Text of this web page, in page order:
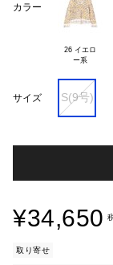
カラー
26 イエロ
サイズ S(9号)
¥34,650
取り寄せ